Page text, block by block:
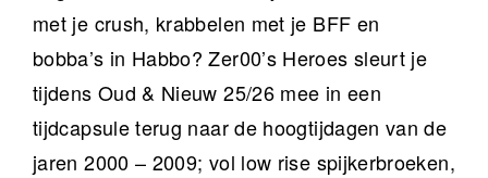
met je crush, krabbelen met je BFF en
bobba’s in Habbo? Zer00’s Heroes sleurt je
tijdens Oud & Nieuw 25/26 mee in een
tijdcapsule terug naar de hoogtijdagen van de
jaren 2000 – 2009; vol low rise spijkerbroeken,